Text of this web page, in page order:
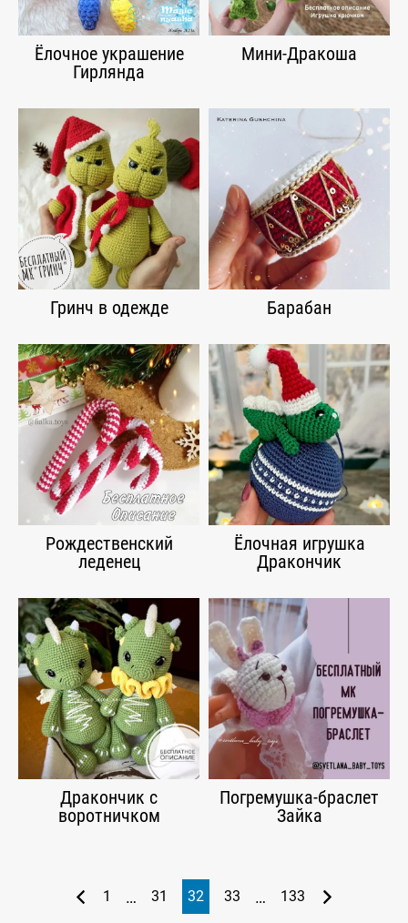
Ёлочное украшение
Гирлянда
Мини-Дракоша
Гринч в одежде Барабан
Рождественский
леденец
Ёлочная игрушка
Дракончик
Дракончик с
воротничком
Погремушка-браслет
Зайка
1 … 31 32 33 … 133